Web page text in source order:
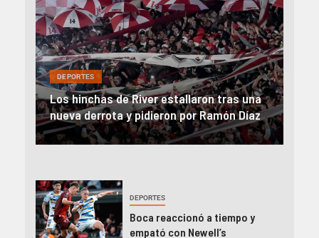
DEPORTES
River, en caída libre: perdió con Central y
el Monumental explotó
DEPORTES
Boca reaccionó a tiempo y
empató con Newell’s